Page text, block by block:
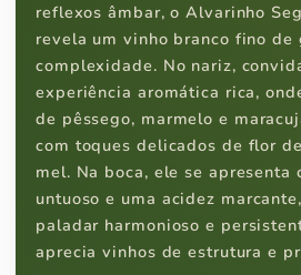
reflexos âmbar, o Alvarinho
revela um vinho branco fino de
complexidade. No nariz,
experiência aromática rica,
de pêssego, marmelo e
com toques delicados de flor
mel. Na boca, ele se apresenta
untuoso e uma acidez
paladar harmonioso e
aprecia vinhos de estrutura e